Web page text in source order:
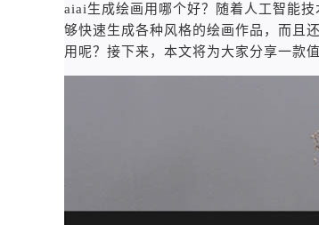
aiai生成绘画用哪个好？随着人工智能
够快速生成各种风格的绘画作品，而且
用呢？接下来，本文将为大家分享一款